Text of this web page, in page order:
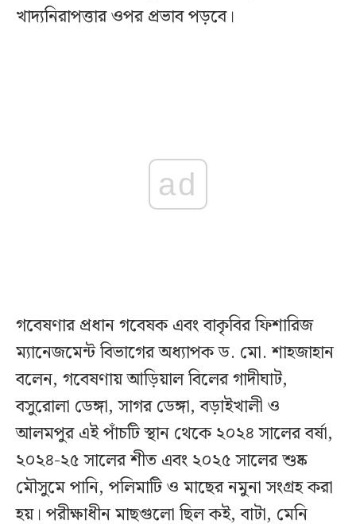
খাদ্যনিরাপত্তার ওপর প্রভাব পড়বে।
ad
গবেষণার প্রধান গবেষক এবং বাকৃবির ফিশারিজ
ম্যানেজমেন্ট বিভাগের অধ্যাপক ড. মো. শাহজাহান
বলেন, গবেষণায় আড়িয়াল বিলের গাদীঘাট,
বসুরোলা ডেঙ্গা, সাগর ডেঙ্গা, বড়াইখালী ও
আলমপুর এই পাঁচটি স্থান থেকে ২০২৪ সালের বর্ষা,
২০২৪-২৫ সালের শীত এবং ২০২৫ সালের শুষ্ক
মৌসুমে পানি, পলিমাটি ও মাছের নমুনা সংগ্রহ করা
হয়। পরীক্ষাধীন মাছগুলো ছিল কই, বাটা, মেনি